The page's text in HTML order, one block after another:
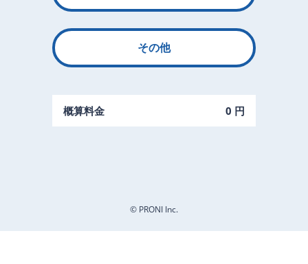
その他
概算料金 0 円
© PRONI Inc.